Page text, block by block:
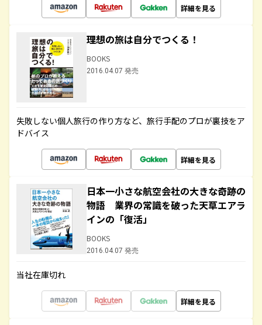
詳細を見る
理想の旅は自分でつくる！
BOOKS
2016.04.07 発売
失敗しない個人旅行の作り方など、旅行手配のプロが裏技をア
ドバイス
詳細を見る
日本一小さな航空会社の大きな奇跡の
物語 業界の常識を破った天草エアラ
インの「復活」
BOOKS
2016.04.07 発売
当社在庫切れ
詳細を見る